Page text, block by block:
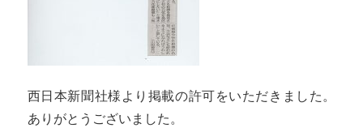
西日本新聞社様より掲載の許可をいただきました。
ありがとうございました。